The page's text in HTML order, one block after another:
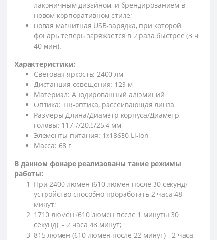
лаконичным дизайном, и брендированием в
новом корпоративном стиле;
новая магнитная USB-зарядка, при которой
фонарь теперь заряжается в 2 раза быстрее (3 ч
40 мин).
Характеристики:
Световая яркость: 2400 лм
Дистанция освещения: 123 м
Материал: Анодированный алюминий
Оптика: TIR-оптика, рассеивающая линза
Размеры Длина/Диаметр корпуса/Диаметр
головы: 117,7/20,5/25,4 мм
Элементы питания: 1x18650 Li-Ion
Масса: 68 г
В данном фонаре реализованы такие режимы
работы:
При 2400 люмен (610 люмен после 30 секунд)
устройство способно проработать 2 часа 48
минут;
1710 люмен (610 люмен после 1 минуты 30
секунд) - 2 часа 48 минут;
815 люмен (610 люмен после 22 минут) - 2 часа